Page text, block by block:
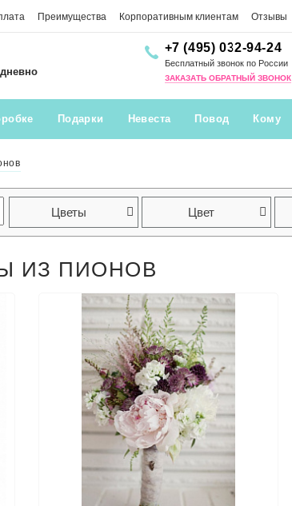
Преимущества Корпоративным клиентам Отзывы
+7 (495) 032-94-24
Бесплатный звонок по России
ЗАКАЗАТЬ ОБРАТНЫЙ ЗВОНОК
Подарки Невеста Повод Кому
Цветы Цвет
ИЗ ПИОНОВ